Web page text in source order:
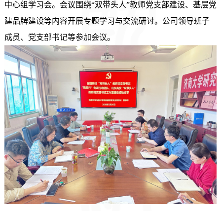
中心组学习会。会议围绕“双带头人”教师党支部建设、 基层党
建品牌建设等内容开展专题学习与交流研讨。公司领导班子
成员、党支部书记等参加会议。